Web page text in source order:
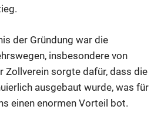
der Gründung war die
insbesondere von
Zollverein sorgte dafür, dass die
ausgebaut wurde, was für
einen enormen Vorteil bot.